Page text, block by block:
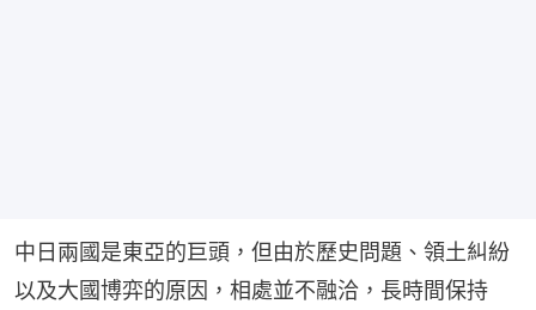
中日兩國是東亞的巨頭，但由於歷史問題、領土糾紛
以及大國博弈的原因，相處並不融洽，長時間保持